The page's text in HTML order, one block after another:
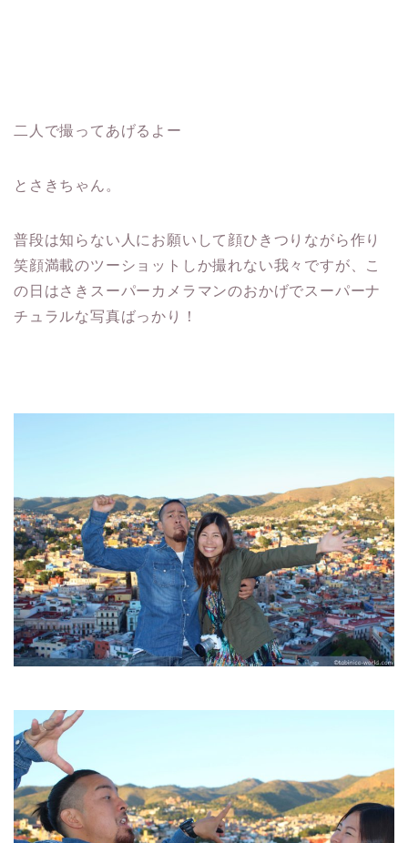
二人で撮ってあげるよー
とさきちゃん。
普段は知らない人にお願いして顔ひきつりながら作り
笑顔満載のツーショットしか撮れない我々ですが、こ
の日はさきスーパーカメラマンのおかげでスーパーナ
チュラルな写真ばっかり！